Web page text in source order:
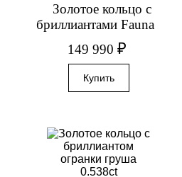
Золотое кольцо с
бриллиантами Fauna
149 990 ₽